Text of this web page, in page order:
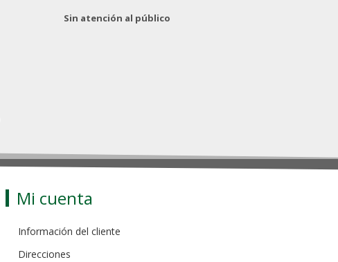
Sin atención al público
Mi cuenta
Información del cliente
Direcciones